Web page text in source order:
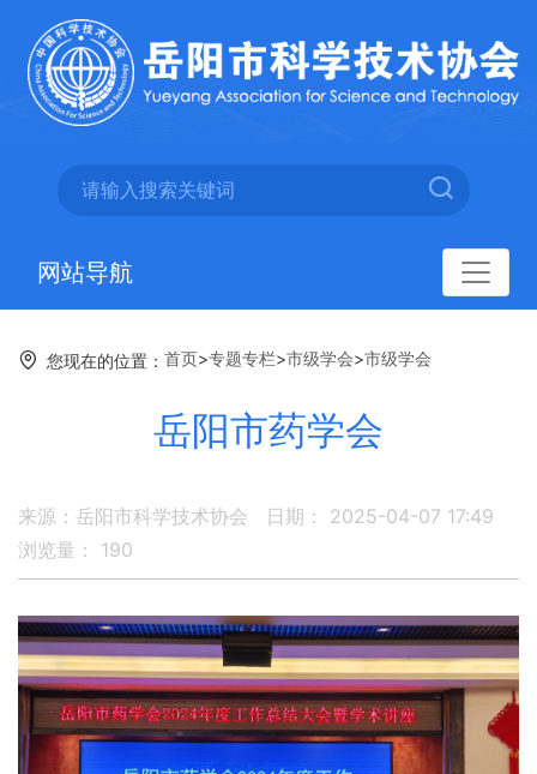
网站导航
您现在的位置： 首页>专题专栏>市级学会>市级学会
岳阳市药学会
来源：岳阳市科学技术协会
日期： 2025-04-07 17:49
浏览量： 190